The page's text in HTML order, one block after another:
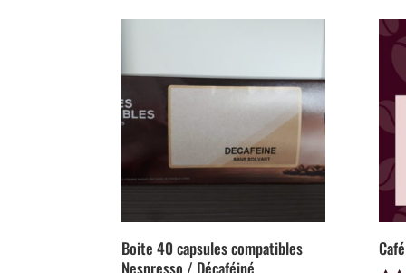
Boite 40 capsules compatibles
Nespresso / Décaféiné